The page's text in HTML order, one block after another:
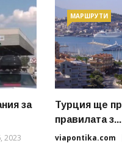
за
2023
МАРШРУТИ
Турция ще
правилата з...
viapontika.com